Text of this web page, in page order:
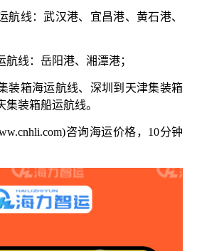
航线：武汉港、宜昌港、黄石港、
线：岳阳港、湘潭港；
装箱海运航线、深圳到天津集装箱
装箱船运航线。
咨询海运价格，10分钟